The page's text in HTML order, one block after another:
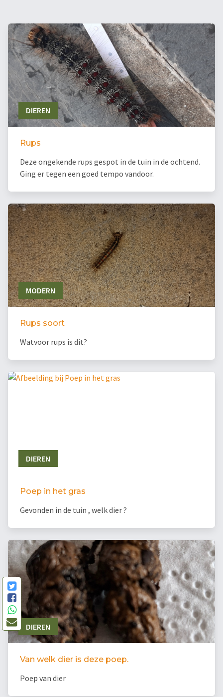
DIEREN
Rups
Deze ongekende rups gespot in de tuin in de ochtend.
Ging er tegen een goed tempo vandoor.
MODERN
Rups soort
Watvoor rups is dit?
DIEREN
Poep in het gras
Gevonden in de tuin , welk dier ?
DIEREN
Van welk dier is deze poep.
Poep van dier